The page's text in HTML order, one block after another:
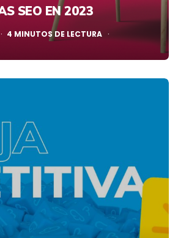
SEO EN 2023
4 MINUTOS DE LECTURA